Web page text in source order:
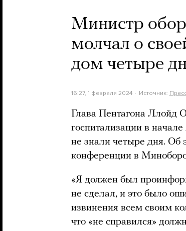
Министр
молчал о
дом четыре
16:27, 1 февраля 2024 Источник:
Глава Пентагона Ллойд
госпитализации в
не знали четыре дня. Об
конференции в
«Я должен был
не сделал, и это было
извинения всем своим
что «не справился»